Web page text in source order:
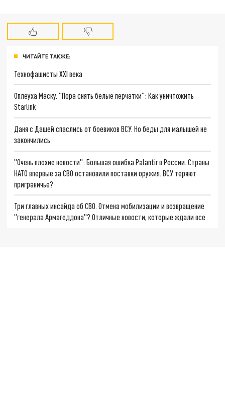
ЧИТАЙТЕ ТАКЖЕ:
Технофашисты XXI века
Оплеуха Маску. "Пора снять белые перчатки": Как уничтожить
Starlink
Даня с Дашей спаслись от боевиков ВСУ. Но беды для малышей не
закончились
"Очень плохие новости": Большая ошибка Palantir в России. Страны
НАТО впервые за СВО остановили поставки оружия. ВСУ теряют
приграничье?
Три главных инсайда об СВО. Отмена мобилизации и возвращение
"генерала Армагеддона"? Отличные новости, которые ждали все